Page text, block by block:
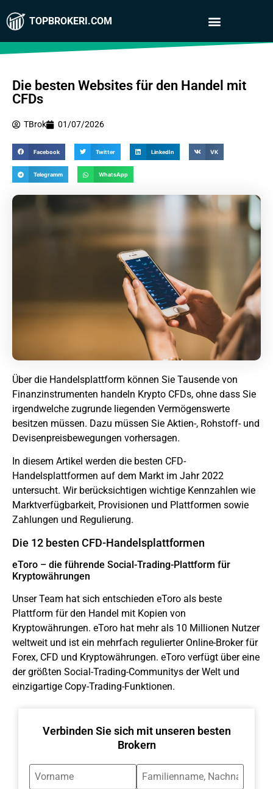
TOPBROKERI.COM
Die besten Websites für den Handel mit
CFDs
TBrok 01/07/2026
Facebook Twitter LinkedIn VK
Telegramm WhatsApp
Über die Handelsplattform können Sie Tausende von
Finanzinstrumenten handeln Krypto CFDs, ohne dass Sie
irgendwelche zugrunde liegenden Vermögenswerte
besitzen müssen. Dazu müssen Sie Aktien-, Rohstoff- und
Devisenpreisbewegungen vorhersagen.
In diesem Artikel werden die besten CFD-
Handelsplattformen auf dem Markt im Jahr 2022
untersucht. Wir berücksichtigen wichtige Kennzahlen wie
Marktverfügbarkeit, Provisionen und Plattformen sowie
Zahlungen und Regulierung.
Die 12 besten CFD-Handelsplattformen
eToro – die führende Social-Trading-Plattform für
Kryptowährungen
Unser Team hat sich entschieden eToro als beste
Plattform für den Handel mit Kopien von
Kryptowährungen. eToro hat mehr als 10 Millionen Nutzer
weltweit und ist ein mehrfach regulierter Online-Broker für
Forex, CFD und Kryptowährungen. eToro verfügt über eine
der größten Social-Trading-Communitys der Welt und
einzigartige Copy-Trading-Funktionen.
Verbinden Sie sich mit unseren besten
Brokern